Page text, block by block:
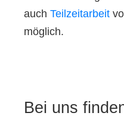
auch Teilzeitarbeit
möglich.
Bei uns